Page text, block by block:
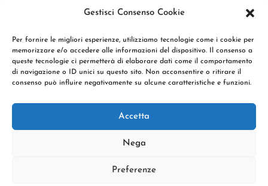
Gestisci Consenso Cookie
Per fornire le migliori esperienze, utilizziamo tecnologie come i cookie per
memorizzare e/o accedere alle informazioni del dispositivo. Il consenso a
queste tecnologie ci permetterà di elaborare dati come il comportamento
di navigazione o ID unici su questo sito. Non acconsentire o ritirare il
consenso può influire negativamente su alcune caratteristiche e funzioni.
Accetta
Nega
Preferenze
Seguici